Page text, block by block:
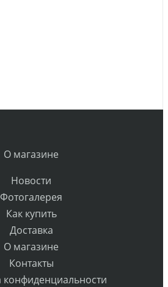
О магазине
Новости
Фотогалерея
Как купить
Доставка
О магазине
Контакты
конфиденциальности